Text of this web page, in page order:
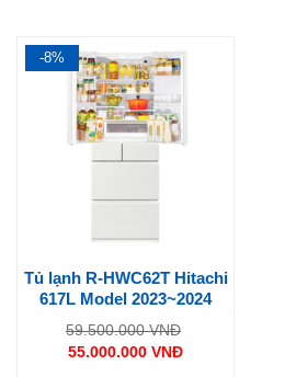
-8%
Tủ lạnh R-HWC62T Hitachi
617L Model 2023~2024
59.500.000VNĐ
55.000.000 VNĐ